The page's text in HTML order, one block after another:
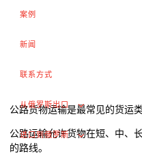
案例
新闻
联系方式
从俄罗斯出口
进口到俄罗斯
进口到俄罗斯
海关清关和许可证
交付俄罗斯客户
进口的增值税退税
公路货物运输是最常见的货运类
公路运输允许货物在短、中、
的路线。